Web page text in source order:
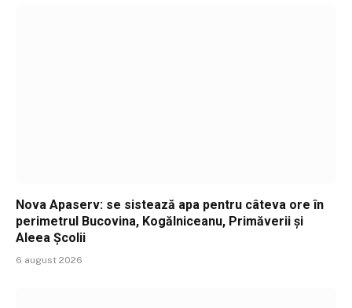
Nova Apaserv: se sistează apa pentru câteva ore în
perimetrul Bucovina, Kogălniceanu, Primăverii și
Aleea Școlii
6 august 2026